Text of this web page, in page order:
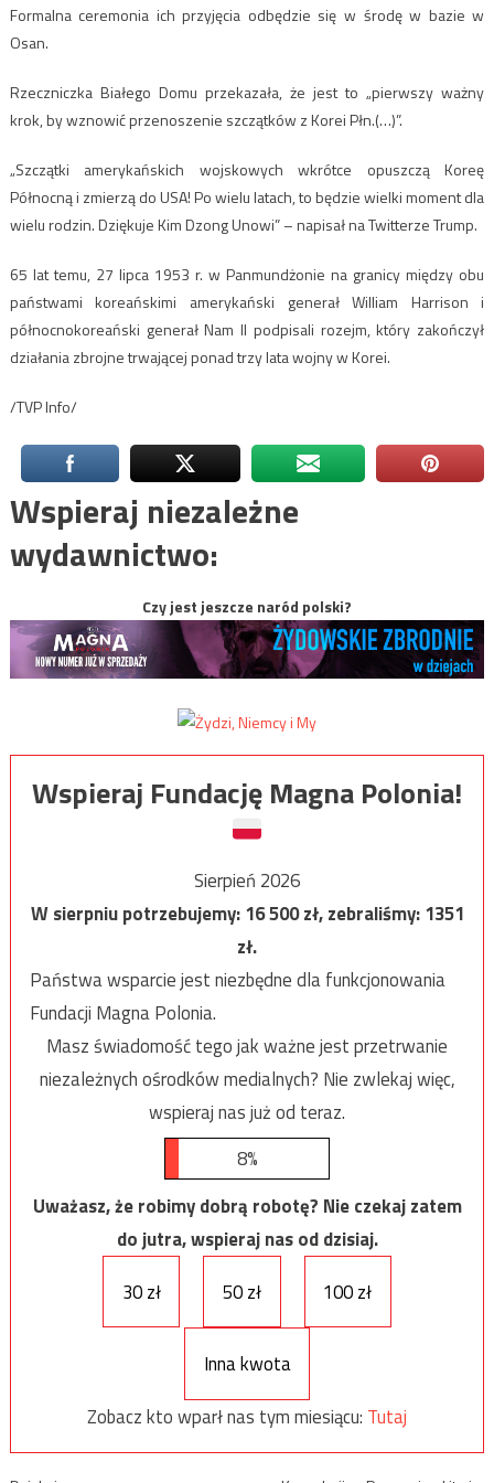
Formalna ceremonia ich przyjęcia odbędzie się w środę w bazie w
Osan.
Rzeczniczka Białego Domu przekazała, że jest to „pierwszy ważny
krok, by wznowić przenoszenie szczątków z Korei Płn.(…)”.
„Szczątki amerykańskich wojskowych wkrótce opuszczą Koreę
Północną i zmierzą do USA! Po wielu latach, to będzie wielki moment dla
wielu rodzin. Dziękuje Kim Dzong Unowi” – napisał na Twitterze Trump.
65 lat temu, 27 lipca 1953 r. w Panmundżonie na granicy między obu
państwami koreańskimi amerykański generał William Harrison i
północnokoreański generał Nam Il podpisali rozejm, który zakończył
działania zbrojne trwającej ponad trzy lata wojny w Korei.
/TVP Info/
Wspieraj niezależne
wydawnictwo:
Czy jest jeszcze naród polski?
Wspieraj Fundację Magna Polonia!
Sierpień 2026
W sierpniu potrzebujemy:16 500zł, zebraliśmy:1351
zł.
Państwa wsparcie jest niezbędne dla funkcjonowania
Fundacji Magna Polonia.
Masz świadomość tego jak ważne jest przetrwanie
niezależnych ośrodków medialnych? Nie zwlekaj więc,
wspieraj nas już od teraz.
8%
Uważasz, że robimy dobrą robotę? Nie czekaj zatem
do jutra, wspieraj nas od dzisiaj.
30 zł
50 zł 100 zł
Inna kwota
Zobacz kto wparł nas tym miesiącu: Tutaj